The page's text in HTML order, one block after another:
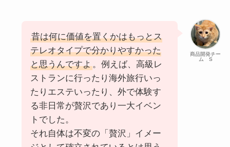
商品開発チー
ム S
昔は何に価値を置くかはもっとス
テレオタイプで分かりやすかった
と思うんですよ。例えば、高級レ
ストランに行ったり海外旅行いっ
たりエステいったり、外で体験す
る非日常が贅沢であり一大イベン
トでした。
それ自体は不変の「贅沢」イメー